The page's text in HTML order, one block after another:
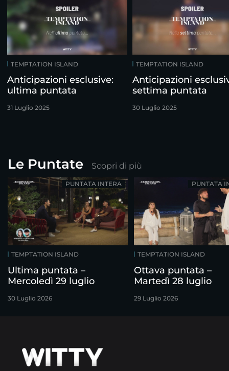
TEMPTATION ISLAND
Anticipazioni esclusive:
ultima puntata
31 Luglio 2025
TEMPTATION ISLAND
Anticipazioni
settima puntata
30 Luglio 2025
Le Puntate Scopri di più
TEMPTATION ISLAND
Ultima puntata –
Mercoledì 29 luglio
30 Luglio 2026
PUNTATA INTERA
TEMPTATION ISLAND
Ottava puntata –
Martedì 28 luglio
29 Luglio 2026
PUNTATA